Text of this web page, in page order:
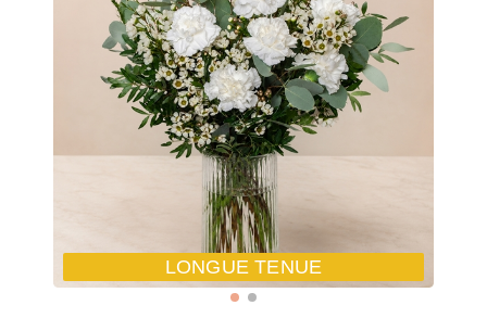
LONGUE TENUE